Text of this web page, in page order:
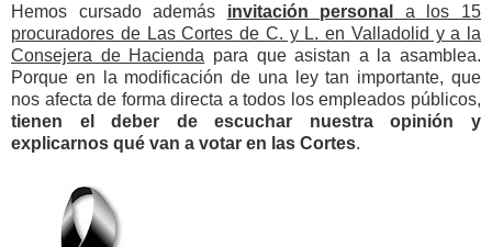
Hemos cursado además invitación personal
a los 15
procuradores de Las Cortes de C. y L. en Valladolid y a la
Consejera de Hacienda para que asistan a la asamblea.
Porque en la modificación de una ley tan importante, que
nos afecta de forma directa a todos los empleados públicos,
tienen el deber de escuchar nuestra opinión y
explicarnos qué van a votar en las Cortes.